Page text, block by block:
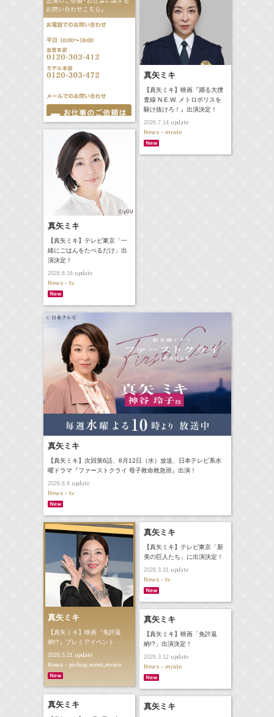
真矢ミキ
【真矢ミキ】映画『踊る大捜
査線 N.E.W. メトロポリスを
駆け抜けろ！』出演決定！
2026.7.14update
News - movie
真矢ミキ
【真矢ミキ】テレビ東京「一
緒にごはんをたべるだけ」出
演決定！
2026.6.16update
News - tv
真矢ミキ
【真矢ミキ】次回第6話、8月12日（水）放送、日本テレビ系水
曜ドラマ『ファーストクライ 母子救命救急班』出演！
2026.6.9update
News - tv
真矢ミキ
【真矢ミキ】映画『免許返
納!?』プレミアイベント
2026.5.21 update
News - pickup,event,movie
真矢ミキ
【真矢ミキ】テレビ東京「新
美の巨人たち」に出演決定！
2026.3.31update
News - tv
真矢ミキ
【真矢ミキ】映画「免許返
納!?」出演決定！
2026.3.12update
News - movie
真矢ミキ 真矢ミキ